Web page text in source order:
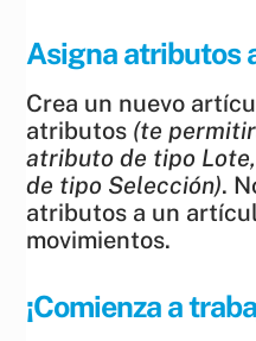
Asigna atributos
Crea un nuevo
atributos (te
atributo de tipo
de tipo Selección).
atributos a un
movimientos.
¡Comienza a